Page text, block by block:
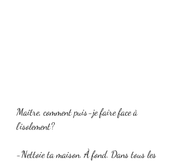
Maître, comment puis-je faire face à
l'isolement?
-Nettoie ta maison. À fond. Dans tous les